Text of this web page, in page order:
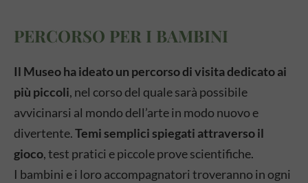
PERCORSO PER I BAMBINI
Il Museo ha ideato un percorso di visita dedicato ai
più piccoli, nel corso del quale sarà possibile
avvicinarsi al mondo dell’arte in modo nuovo e
divertente.Temi semplici spiegati attraverso il
gioco, test pratici e piccole prove scientifiche.
I bambini e i loro accompagnatori troveranno in ogni